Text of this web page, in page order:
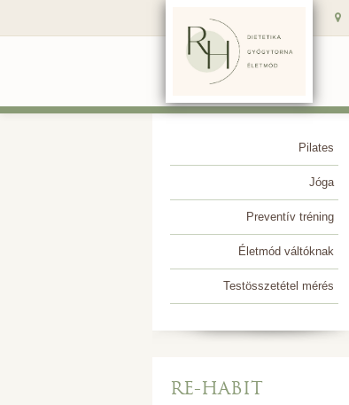
Pilates
Jóga
Preventív tréning
Életmód váltóknak
Testösszetétel mérés
RE-HABIT